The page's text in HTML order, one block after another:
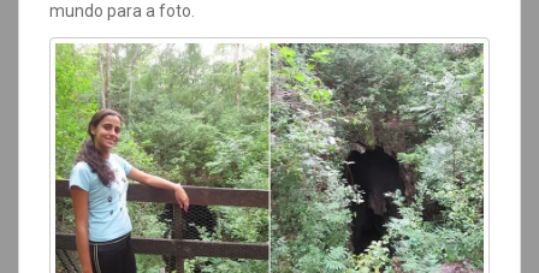
mundo para a foto.